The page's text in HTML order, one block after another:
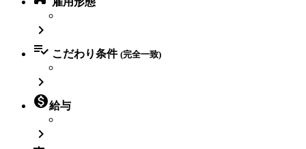

 こだわり条件 (完全一致)

給与
